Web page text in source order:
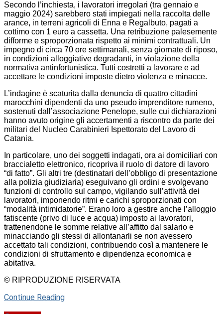
Secondo l’inchiesta, i lavoratori irregolari (tra gennaio e
maggio 2024) sarebbero stati impiegati nella raccolta delle
arance, in terreni agricoli di Enna e Regalbuto, pagati a
cottimo con 1 euro a cassetta. Una retribuzione palesemente
difforme e sproporzionata rispetto ai minimi contrattuali. Un
impegno di circa 70 ore settimanali, senza giornate di riposo,
in condizioni alloggiative degradanti, in violazione della
normativa antinfortunistica. Tutti costretti a lavorare e ad
accettare le condizioni imposte dietro violenza e minacce.
L’indagine è scaturita dalla denuncia di quattro cittadini
marocchini dipendenti da uno pseudo imprenditore rumeno,
sostenuti dall’associazione Penelope, sulle cui dichiarazioni
hanno avuto origine gli accertamenti a riscontro da parte dei
militari del Nucleo Carabinieri Ispettorato del Lavoro di
Catania.
In particolare, uno dei soggetti indagati, ora ai domiciliari con
braccialetto elettronico, ricopriva il ruolo di datore di lavoro
“di fatto”. Gli altri tre (destinatari dell’obbligo di presentazione
alla polizia giudiziaria) eseguivano gli ordini e svolgevano
funzioni di controllo sul campo, vigilando sull’attività dei
lavoratori, imponendo ritmi e carichi sproporzionati con
“modalità intimidatorie”. Erano loro a gestire anche l’alloggio
fatiscente (privo di luce e acqua) imposto ai lavoratori,
trattenendone le somme relative all’affitto dal salario e
minacciando gli stessi di allontanarli se non avessero
accettato tali condizioni, contribuendo così a mantenere le
condizioni di sfruttamento e dipendenza economica e
abitativa.
© RIPRODUZIONE RISERVATA
Continue Reading